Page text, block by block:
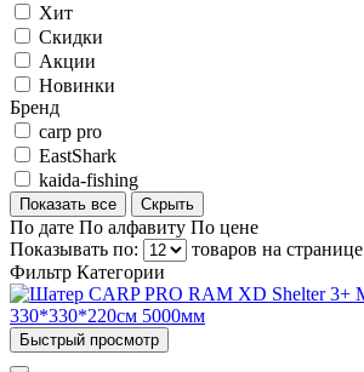
Хит
Скидки
Акции
Новинки
Бренд
carp pro
EastShark
kaida-fishing
Показать все Скрыть
По дате По алфавиту По цене
Показывать по:
товаров на странице
Фильтр Категории
Быстрый просмотр